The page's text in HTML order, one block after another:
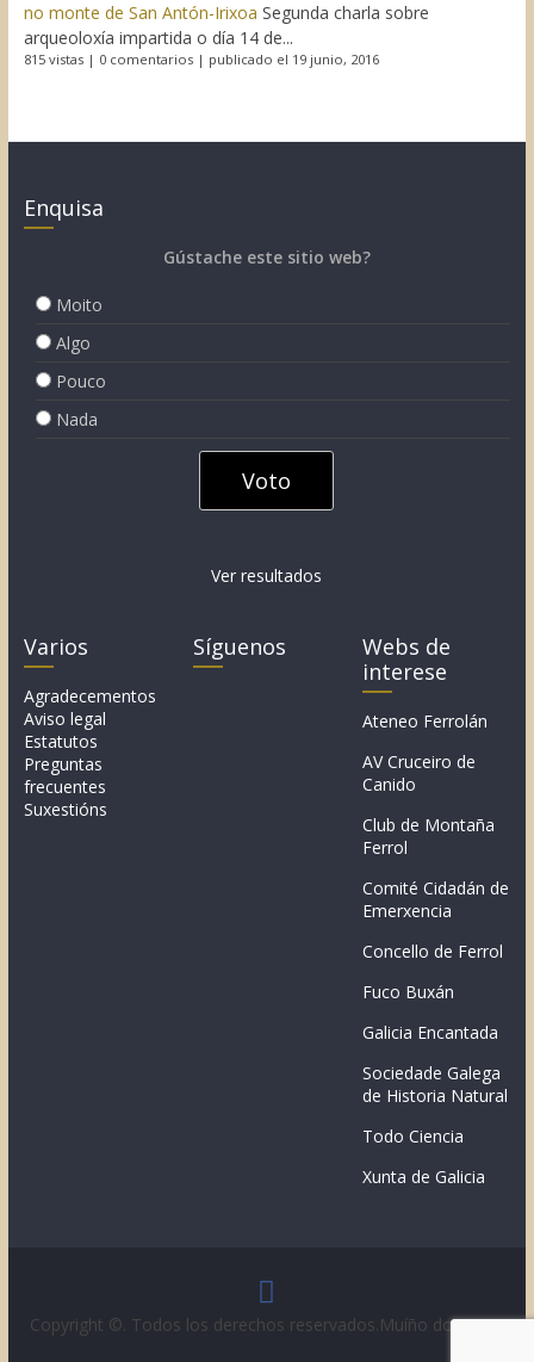
no monte de San Antón-Irixoa Segunda charla sobre
arqueoloxía impartida o día 14 de...
815 vistas| 0 comentarios| publicado el 19 junio, 2016
Enquisa
Gústache este sitio web?
Moito
Algo
Pouco
Nada
Ver resultados
Varios
Agradecementos
Aviso legal
Estatutos
Preguntas
frecuentes
Suxestións
Síguenos
Webs de
interese
Ateneo Ferrolán
AV Cruceiro de
Canido
Club de Montaña
Ferrol
Comité Cidadán de
Emerxencia
Concello de Ferrol
Fuco Buxán
Galicia Encantada
Sociedade Galega
de Historia Natural
Todo Ciencia
Xunta de Galicia